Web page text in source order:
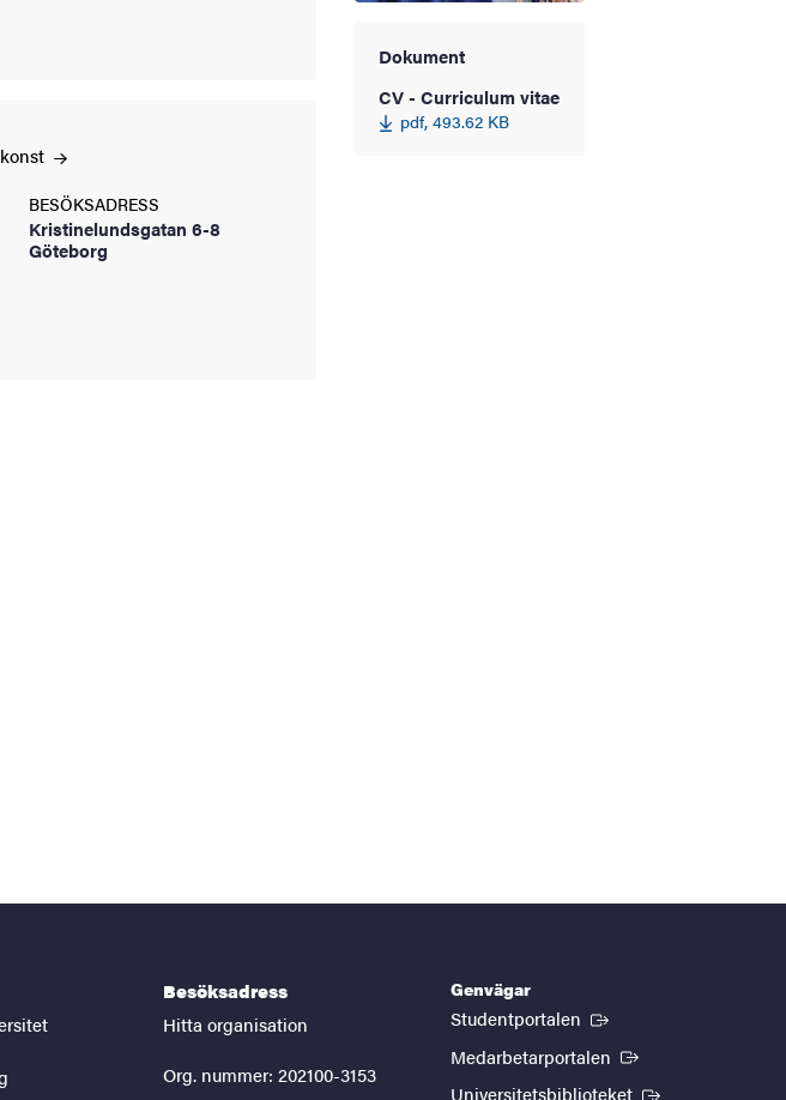
konst
BESÖKSADRESS
Kristinelundsgatan 6-8
Göteborg
Dokument
CV - Curriculum vitae
pdf, 493.62 KB
Besöksadress
Hitta organisation
Org. nummer: 202100-3153
Genvägar
Studentportalen (Extern länk)
Medarbetarportalen (Extern länk)
Universitetsbiblioteket (Extern länk)